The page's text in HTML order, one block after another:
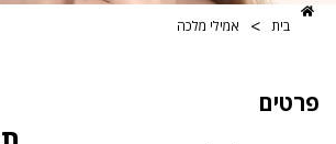
אמילי מלכה